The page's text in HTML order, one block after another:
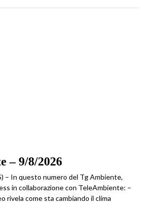
– 9/8/2026
– In questo numero del Tg Ambiente,
in collaborazione con TeleAmbiente: –
rivela come sta cambiando il clima